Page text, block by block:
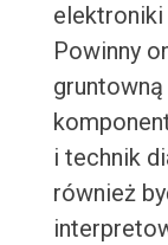
elektroniki
Powinny
i technik
również